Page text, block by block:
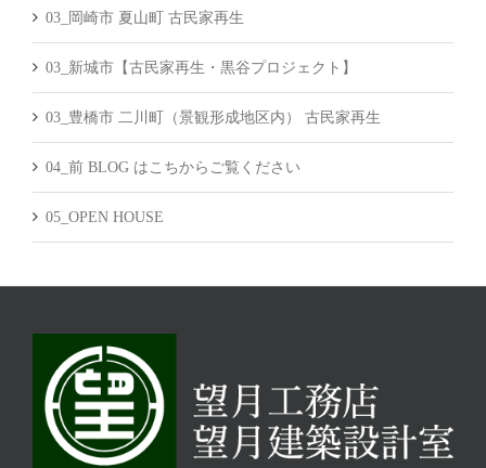
03_岡崎市 夏山町 古民家再生
03_新城市【古民家再生・黒谷プロジェクト】
03_豊橋市 二川町（景観形成地区内） 古民家再生
04_前 BLOG はこちからご覧ください
05_OPEN HOUSE